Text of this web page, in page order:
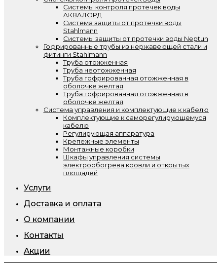
Системы контроля протечек воды
АКВАЛОРД
Система защиты от протечки воды
Stahlmann
Системы защиты от протечки воды Neptun
Гофрированные трубы из нержавеющей стали и
фитинги Stahlmann
Труба отожженная
Труба неотожженная
Труба гофрированная отожженная в
оболочке желтая
Труба гофрированная отожженная в
оболочке желтая
Система управления и комплектующие к кабелю
Комплектующие к саморегулирующемуся
кабелю
Регулирующая аппаратура
Крепежные элементы
Монтажные коробки
Шкафы управления системы
электрообогрева кровли и открытых
площадей
Услуги
Доставка и оплата
О компании
Контакты
Акции